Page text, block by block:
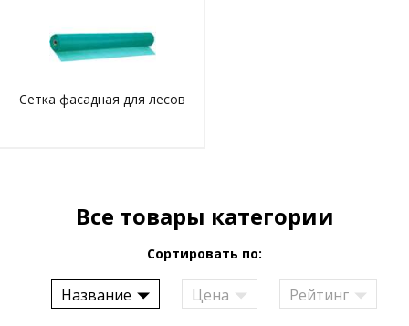
Сетка фасадная для лесов
Все товары категории
Сортировать по:
Название Цена Рейтинг